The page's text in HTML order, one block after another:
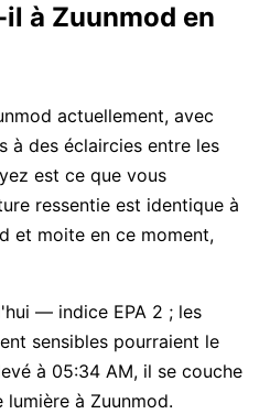
à Zuunmod en
actuellement, avec
à des éclaircies entre les
est ce que vous
ressentie est identique à
et moite en ce moment,
— indice EPA 2 ; les
sensibles pourraient le
à 05:34 AM, il se couche
lumière à Zuunmod.